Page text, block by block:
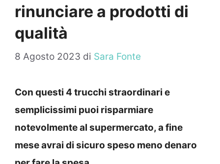
rinunciare a prodotti di
qualità
8 Agosto 2023 di Sara Fonte
Con questi 4 trucchi straordinari e
semplicissimi puoi risparmiare
notevolmente al supermercato, a fine
mese avrai di sicuro speso meno denaro